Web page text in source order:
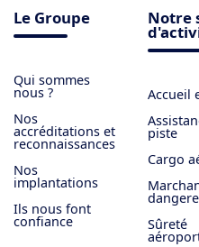
Le Groupe
Qui sommes
nous ?
Nos
accréditations et
reconnaissances
Nos
implantations
Ils nous font
confiance
Notre
Accueil
piste
Cargo
Sûreté